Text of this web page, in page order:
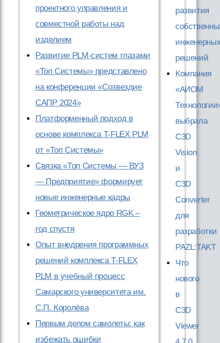
проектного управления и
совместной работы над
изделием
Развитие PLM-систем глазами
«Топ Системы» представлено
на конференции «Созвездие
САПР 2024»
Платформенный подход в
основе комплекса T-FLEX PLM
от «Топ Системы»
Связка «Топ Системы — ВУЗ
— Предприятие» формирует
новые инженерные кадры
Геометрическое ядро RGK –
год спустя
Опыт внедрения программных
решений комплекса T-FLEX
PLM в учебный процесс
Самарского университета им.
С.П. Королёва
Первым делом самолеты: как
избежать ошибки
развития
решений
Компания
«АИОМ
выбрала
C3D
Vision
и
C3D
Converter
для
разработки
PAZL:TAKT
Что
нового
в
C3D
Viewer